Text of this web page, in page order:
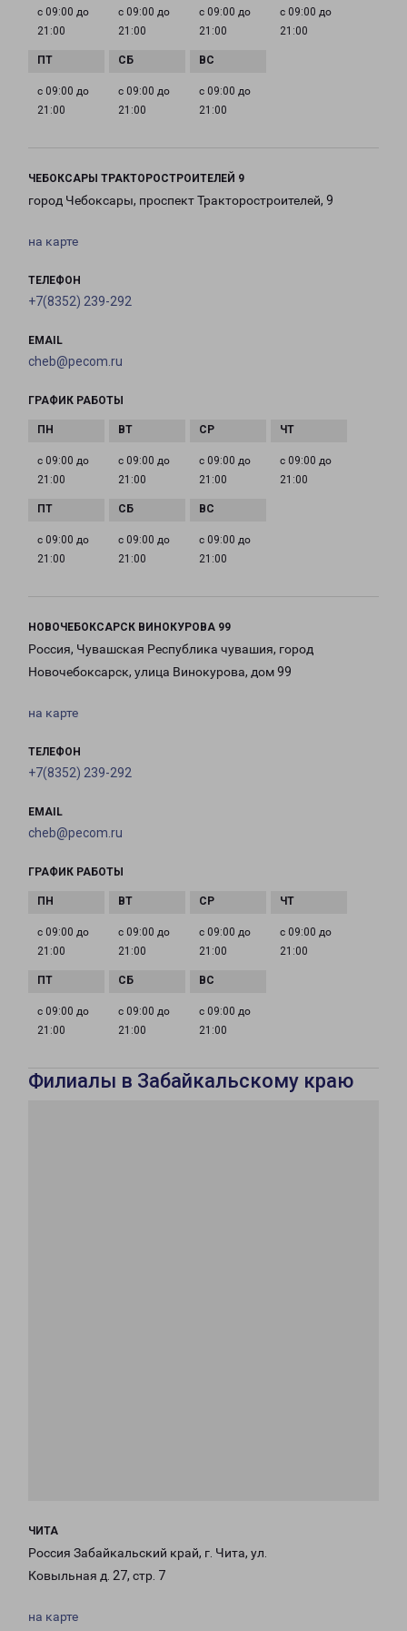
с 09:00 до
21:00
с 09:00 до
21:00
с 09:00 до
21:00
с 09:00 до
21:00
с 09:00 до
21:00
с 09:00 до
21:00
с 09:00 до
21:00
ЧЕБОКСАРЫ ТРАКТОРОСТРОИТЕЛЕЙ 9
город Чебоксары, проспект Тракторостроителей, 9
на карте
ТЕЛЕФОН
+7(8352) 239-292
EMAIL
cheb@pecom.ru
ГРАФИК РАБОТЫ
с 09:00 до
21:00
с 09:00 до
21:00
с 09:00 до
21:00
с 09:00 до
21:00
с 09:00 до
21:00
с 09:00 до
21:00
с 09:00 до
21:00
НОВОЧЕБОКСАРСК ВИНОКУРОВА 99
Россия, Чувашская Республика чувашия, город
Новочебоксарск, улица Винокурова, дом 99
на карте
ТЕЛЕФОН
+7(8352) 239-292
EMAIL
cheb@pecom.ru
ГРАФИК РАБОТЫ
с 09:00 до
21:00
с 09:00 до
21:00
с 09:00 до
21:00
с 09:00 до
21:00
с 09:00 до
21:00
с 09:00 до
21:00
с 09:00 до
21:00
Филиалы в Забайкальскому краю
ЧИТА
Россия Забайкальский край, г. Чита, ул.
Ковыльная д. 27, стр. 7
на карте